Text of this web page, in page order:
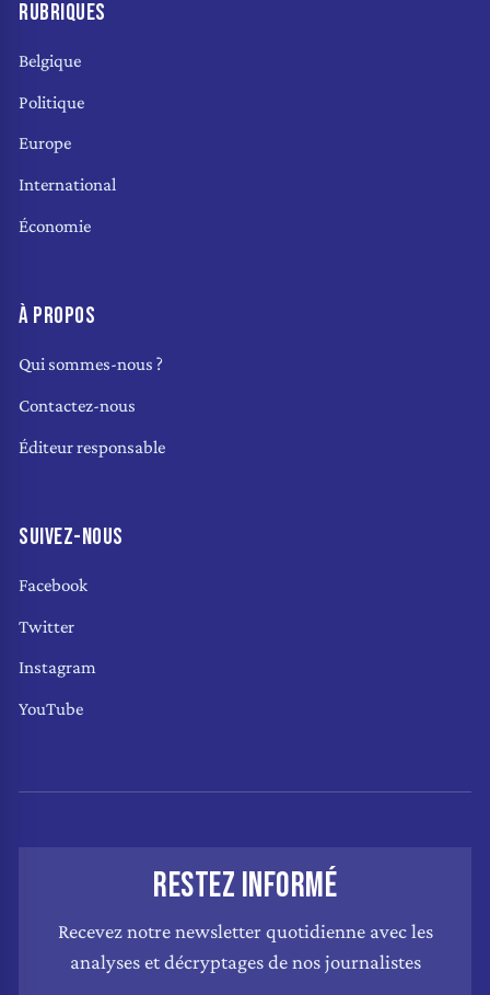
RUBRIQUES
Belgique
Politique
Europe
International
Économie
À PROPOS
Qui sommes-nous ?
Contactez-nous
Éditeur responsable
SUIVEZ-NOUS
Facebook
Twitter
Instagram
YouTube
RESTEZ INFORMÉ
Recevez notre newsletter quotidienne avec les
analyses et décryptages de nos journalistes